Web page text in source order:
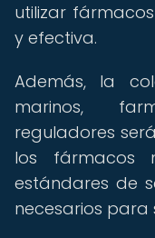
utilizar
y efectiva.
Además, la
marinos,
reguladores
los fármacos
estándares de
necesarios para